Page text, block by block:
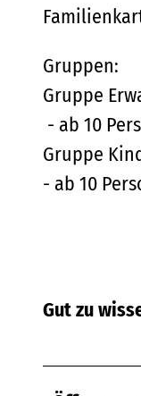
Gruppen:
Gruppe
- ab 10
Gruppe
- ab 10
Gut zu